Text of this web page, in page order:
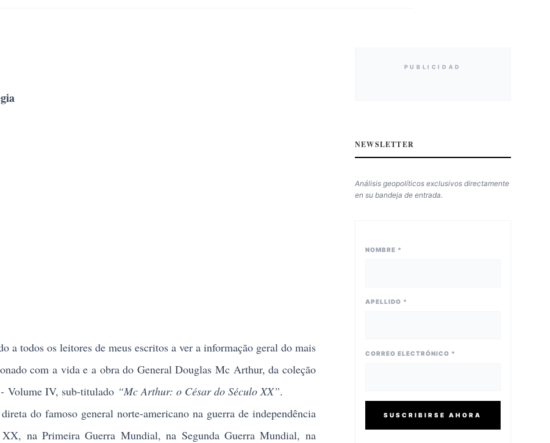
a todos os leitores de meus escritos a ver a informação geral do mais
com a vida e a obra do General Douglas Mc Arthur, da coleção
Volume IV, sub-titulado “Mc Arthur: o César do Século XX”.
do famoso general norte-americano na guerra de independência
na Primeira Guerra Mundial, na Segunda Guerra Mundial, na
PUBLICIDAD
NEWSLETTER
Análisis geopolíticos exclusivos directamente
en su bandeja de entrada.
NOMBRE *
APELLIDO *
CORREO ELECTRÓNICO *
SUSCRIBIRSE AHORA